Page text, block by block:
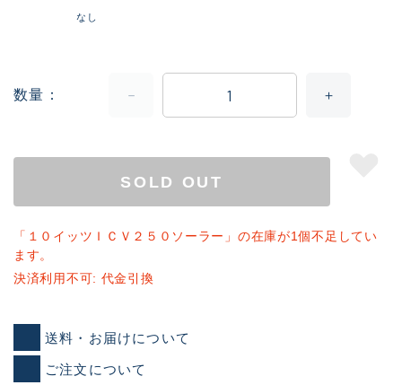
なし
数量
SOLD OUT
「１０イッツＩＣＶ２５０ソーラー」の在庫が1個不足してい
ます。
決済利用不可: 代金引換
送料・お届けについて
ご注文について